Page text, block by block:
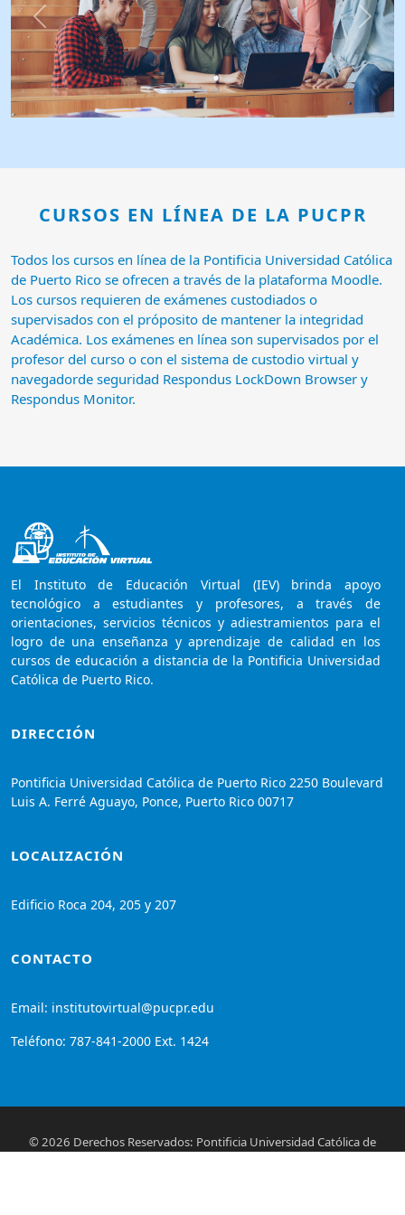
Previous Next
CURSOS EN LÍNEA DE LA PUCPR
Todos los cursos en línea de la Pontificia Universidad Católica
de Puerto Rico se ofrecen a través de la plataforma Moodle.
Los cursos requieren de exámenes custodiados o
supervisados con el próposito de mantener la integridad
Académica. Los exámenes en línea son supervisados por el
profesor del curso o con el sistema de custodio virtual y
navegadorde seguridad Respondus LockDown Browser y
Respondus Monitor.
El Instituto de Educación Virtual (IEV) brinda apoyo
tecnológico a estudiantes y profesores, a través de
orientaciones, servicios técnicos y adiestramientos para el
logro de una enseñanza y aprendizaje de calidad en los
cursos de educación a distancia de la Pontificia Universidad
Católica de Puerto Rico.
DIRECCIÓN
Pontificia Universidad Católica de Puerto Rico 2250 Boulevard
Luis A. Ferré Aguayo, Ponce, Puerto Rico 00717
LOCALIZACIÓN
Edificio Roca 204, 205 y 207
CONTACTO
Email: institutovirtual@pucpr.edu
Teléfono: 787-841-2000 Ext. 1424
© 2026 Derechos Reservados: Pontificia Universidad Católica de